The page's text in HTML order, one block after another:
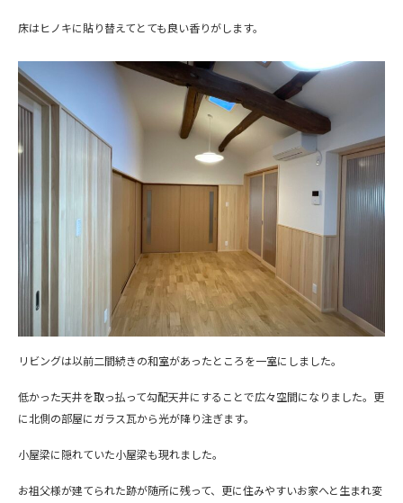
床はヒノキに貼り替えてとても良い香りがします。
リビングは以前二間続きの和室があったところを一室にしました。
低かった天井を取っ払って勾配天井にすることで広々空間になりました。更
に北側の部屋にガラス瓦から光が降り注ぎます。
小屋梁に隠れていた小屋梁も現れました。
お祖父様が建てられた跡が随所に残って、更に住みやすいお家へと生まれ変